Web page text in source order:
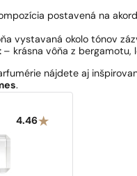
postavená na
vystavaná okolo tónov
– krásna vôňa z bergamotu,
nájdete aj
.
4.46